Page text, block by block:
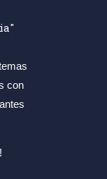
con